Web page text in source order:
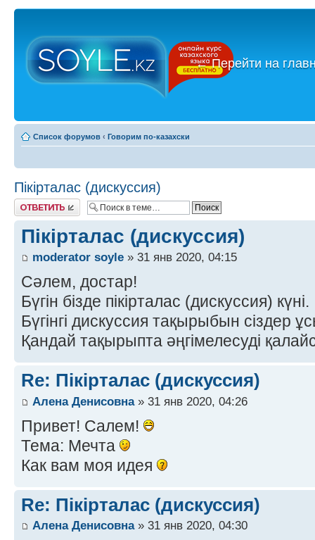
←Перейти на
Список форумов ‹ Говорим по-казахски
Пікірталас (дискуссия)
Ответить
Пікірталас (дискуссия)
moderator soyle » 31 янв 2020, 04:15
Сәлем, достар!
Бүгін бізде пікірталас (дискуссия) күні.
Бүгінгі дискуссия тақырыбын сіздер
Қандай тақырыпта әңгімелесуді
Re: Пікірталас (дискуссия)
Алена Денисовна» 31 янв 2020, 04:26
Привет! Салем!
Тема: Мечта
Как вам моя идея
Re: Пікірталас (дискуссия)
Алена Денисовна» 31 янв 2020, 04:30